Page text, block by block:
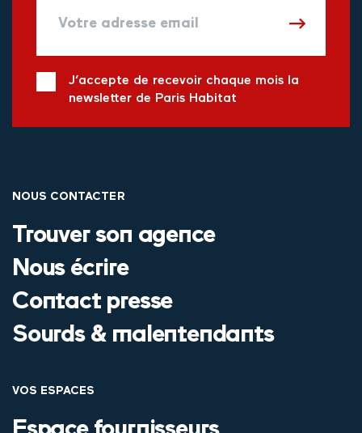
J’accepte de recevoir chaque mois la
newsletter de Paris Habitat
NOUS CONTACTER
Trouver son agence
Nous écrire
Contact presse
Sourds & malentendants
VOS ESPACES